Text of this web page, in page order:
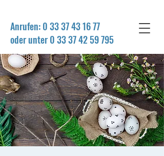
Anrufen:0 33 37 43 16 77
oder unter 0 33 37 42 59 795